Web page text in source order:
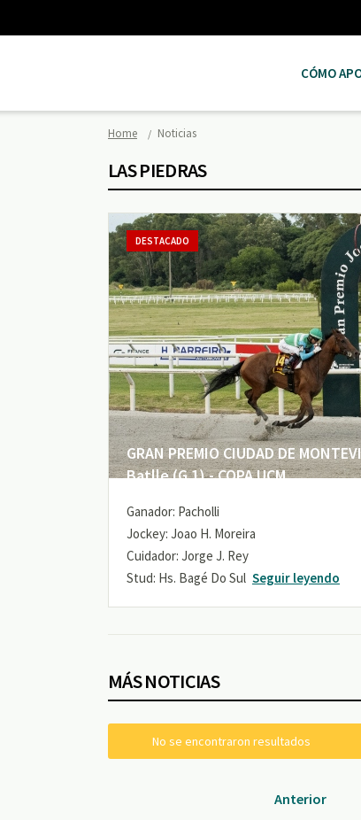
CÓMO
Home Noticias
LAS PIEDRAS
GRAN PREMIO CIUDAD DE
Batlle (G 1) - COPA UCM
DESTACADO
Ganador: Pacholli
Jockey: Joao H. Moreira
Cuidador: Jorge J. Rey
Stud: Hs. Bagé Do Sul Seguir leyendo
MÁS NOTICIAS
No se encontraron resultados
Anterior